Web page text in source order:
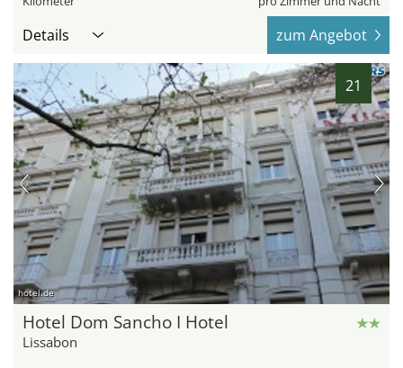
Details zum Angebot
21
hotel.de
Hotel Dom Sancho I Hotel
Lissabon